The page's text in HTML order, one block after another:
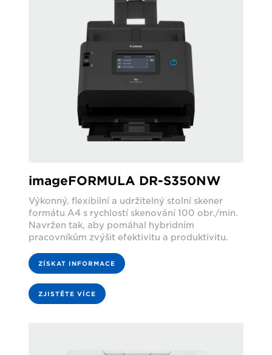
imageFORMULA DR-S350NW
Výkonný, flexibilní a udržitelný stolní skener
formátu A4 s rychlostí skenování 100 obr./min.
Navržen tak, aby pomáhal hybridním
pracovníkům zvýšit efektivitu a produktivitu.
ZÍSKAT INFORMACE
ZJISTĚTE VÍCE